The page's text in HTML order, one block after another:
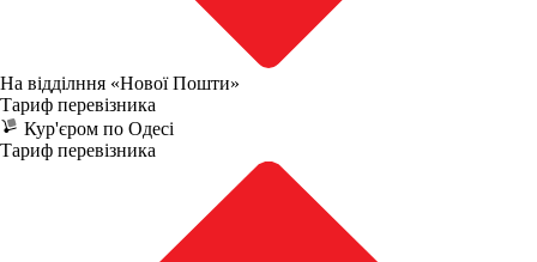
На відділння «Нової Пошти»
Тариф перевізника
Кур'єром по Одесі
Тариф перевізника